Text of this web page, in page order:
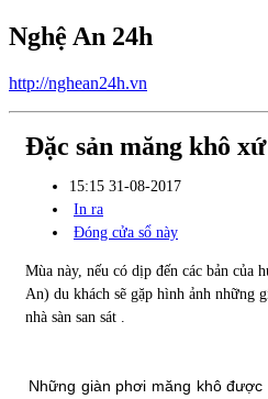
Nghệ An 24h
http://nghean24h.vn
Đặc sản măng khô
15:15 31-08-2017
In ra
Đóng cửa sổ này
Mùa này, nếu có dịp đến các bản của
An) du khách sẽ gặp hình ảnh những
nhà sàn san sát .
Những giàn phơi măng khô